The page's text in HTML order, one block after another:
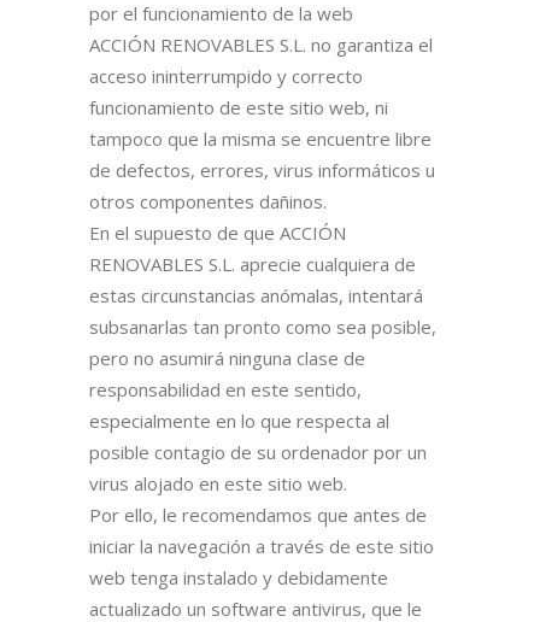
por el funcionamiento de la web
ACCIÓN RENOVABLES S.L. no garantiza el
acceso ininterrumpido y correcto
funcionamiento de este sitio web, ni
tampoco que la misma se encuentre libre
de defectos, errores, virus informáticos u
otros componentes dañinos.
En el supuesto de que ACCIÓN
RENOVABLES S.L. aprecie cualquiera de
estas circunstancias anómalas, intentará
subsanarlas tan pronto como sea posible,
pero no asumirá ninguna clase de
responsabilidad en este sentido,
especialmente en lo que respecta al
posible contagio de su ordenador por un
virus alojado en este sitio web.
Por ello, le recomendamos que antes de
iniciar la navegación a través de este sitio
web tenga instalado y debidamente
actualizado un software antivirus, que le